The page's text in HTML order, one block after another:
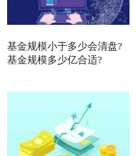
基金规模小于多少会清盘?
基金规模多少亿合适?